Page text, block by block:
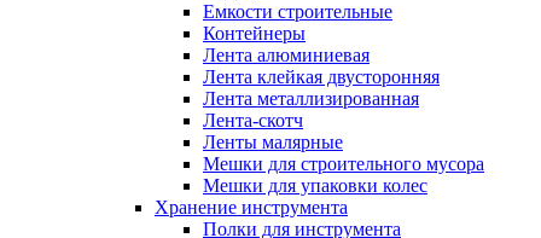
Емкости строительные
Контейнеры
Лента алюминиевая
Лента клейкая двусторонняя
Лента металлизированная
Лента-скотч
Ленты малярные
Мешки для строительного мусора
Мешки для упаковки колес
Хранение инструмента
Полки для инструмента